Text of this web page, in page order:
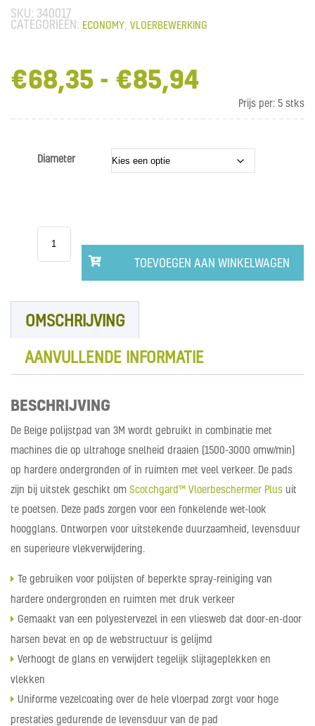
340017
CATEGORIEËN: ECONOMY VLOERBEWERKING
€68,35 - €85,94
€68,35
€85,94
Prijs per: 5 stks
Diameter
3M™
Standaard
polijstpad
3400 TOEVOEGEN AAN WINKELWAGEN
OMSCHRIJVING
AANVULLENDE INFORMATIE
BESCHRIJVING
De Beige polijstpad van 3M wordt gebruikt in combinatie met
machines die op ultrahoge snelheid draaien (1500-3000 omw/min)
op hardere ondergronden of in ruimten met veel verkeer. De pads
zijn bij uitstek geschikt om Scotchgard™ Vloerbeschermer Plus uit
te poetsen. Deze pads zorgen voor een fonkelende wet-look
hoogglans. Ontworpen voor uitstekende duurzaamheid, levensduur
en superieure vlekverwijdering.
Te gebruiken voor polijsten of beperkte spray-reiniging van
hardere ondergronden en ruimten met druk verkeer
Gemaakt van een polyestervezel in een vliesweb dat door-en-door
harsen bevat en op de webstructuur is gelijmd
Verhoogt de glans en verwijdert tegelijk slijtageplekken en
vlekken
Uniforme vezelcoating over de hele vloerpad zorgt voor hoge
prestaties gedurende de levensduur van de pad